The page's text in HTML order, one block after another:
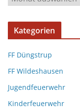
Kategorien
FF Düngstrup
FF Wildeshausen
Jugendfeuerwehr
Kinderfeuerwehr